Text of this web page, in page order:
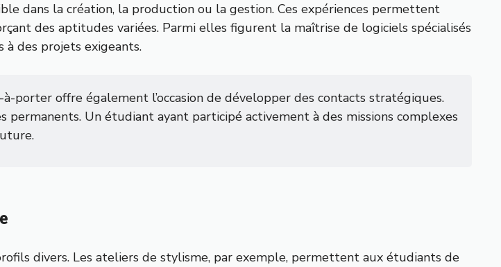
dans la création, la production ou la gestion. Ces expériences permettent
des aptitudes variées. Parmi elles figurent la maîtrise de logiciels spécialisés
à des projets exigeants.
porter offre également l’occasion de développer des contacts stratégiques.
Un étudiant ayant participé activement à des missions complexes
divers. Les ateliers de stylisme, par exemple, permettent aux étudiants de